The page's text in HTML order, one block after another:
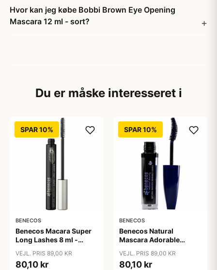
Hvor kan jeg købe Bobbi Brown Eye Opening
Mascara 12 ml - sort?
Du er måske interesseret i
SPAR 10%
BENECOS
Benecos Macara Super
Long Lashes 8 ml -
VEJL. PRIS 89,00 KR
80,10 kr
SPAR 10%
BENECOS
Benecos Natural
Mascara Adorable
Ocean
VEJL. PRIS 89,00 KR
80,10 kr